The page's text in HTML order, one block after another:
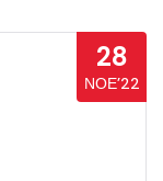
28
ΝΟΈ’22